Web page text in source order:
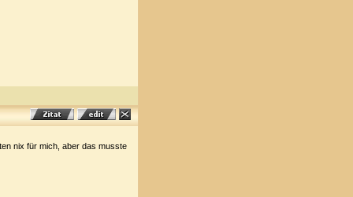
nix für mich, aber das musste